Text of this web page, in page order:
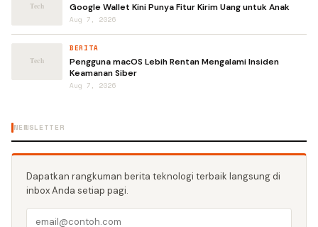
Google Wallet Kini Punya Fitur Kirim Uang untuk Anak
Aug 7, 2026
BERITA
Pengguna macOS Lebih Rentan Mengalami Insiden
Keamanan Siber
Aug 7, 2026
NEWSLETTER
Dapatkan rangkuman berita teknologi terbaik langsung di
inbox Anda setiap pagi.